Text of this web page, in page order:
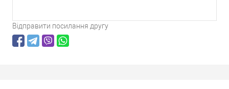
Відправити посилання другу